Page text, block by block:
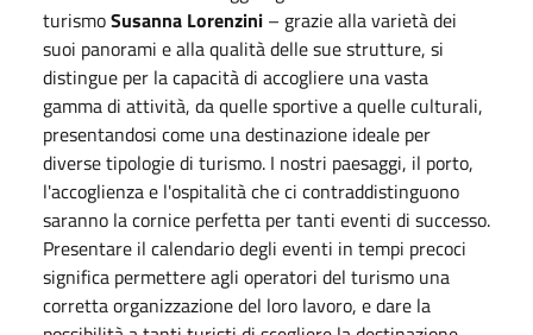
turismoSusanna Lorenzini – grazie alla varietà dei
suoi panorami e alla qualità delle sue strutture, si
distingue per la capacità di accogliere una vasta
gamma di attività, da quelle sportive a quelle culturali,
presentandosi come una destinazione ideale per
diverse tipologie di turismo. I nostri paesaggi, il porto,
l'accoglienza e l'ospitalità che ci contraddistinguono
saranno la cornice perfetta per tanti eventi di successo.
Presentare il calendario degli eventi in tempi precoci
significa permettere agli operatori del turismo una
corretta organizzazione del loro lavoro, e dare la